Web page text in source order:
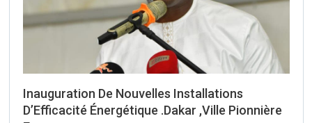
Inauguration De Nouvelles Installations
D’Efficacité Énergétique .Dakar ,ville Pionnière